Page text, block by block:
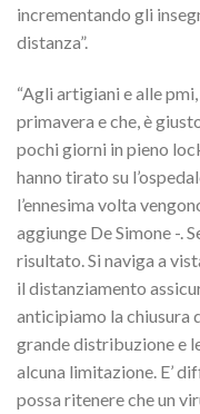
incrementando gli
distanza”.
“Agli artigiani e alle
primavera e che, è
pochi giorni in pieno
hanno tirato su
l’ennesima volta
aggiunge De Simone -.
risultato. Si naviga a
il distanziamento
anticipiamo la chiusura
grande distribuzione e
alcuna limitazione. E’
possa ritenere che un